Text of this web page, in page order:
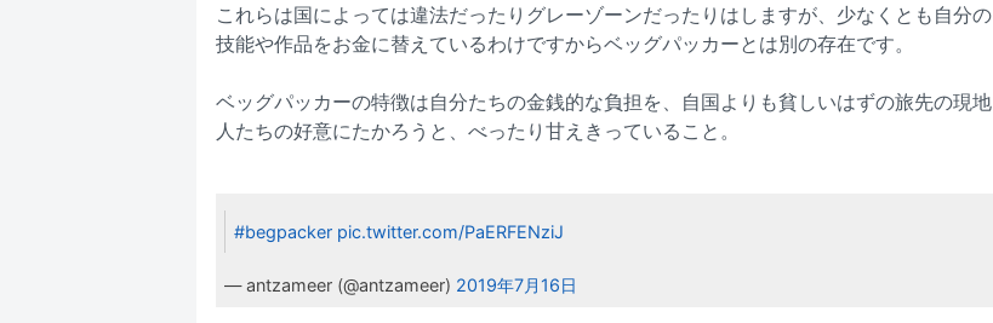
これらは国によっては違法だったりグレーゾーンだったりはしますが、少なくとも自分の
技能や作品をお金に替えているわけですからベッグパッカーとは別の存在です。
ベッグパッカーの特徴は自分たちの金銭的な負担を、自国よりも貧しいはずの旅先の現地
人たちの好意にたかろうと、べったり甘えきっていること。
#begpacker pic.twitter.com/PaERFENziJ
— antzameer (@antzameer) 2019年7月16日